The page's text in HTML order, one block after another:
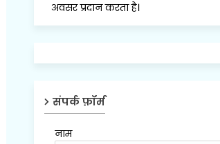
अवसर प्रदान करता है।
संपर्क फ़ॉर्म
नाम